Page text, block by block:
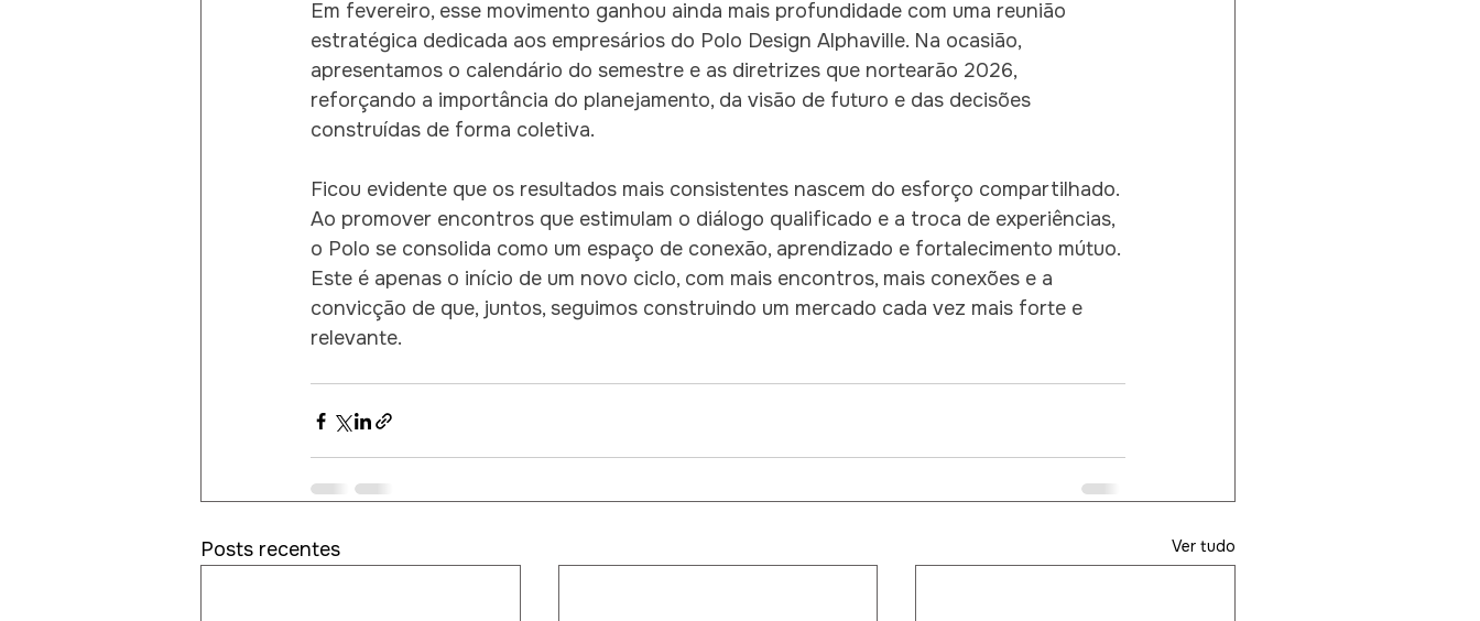
Em fevereiro, esse movimento ganhou ainda mais profundidade com uma reunião
estratégica dedicada aos empresários do Polo Design Alphaville. Na ocasião,
apresentamos o calendário do semestre e as diretrizes que nortearão 2026,
reforçando a importância do planejamento, da visão de futuro e das decisões
construídas de forma coletiva.
Ficou evidente que os resultados mais consistentes nascem do esforço compartilhado.
Ao promover encontros que estimulam o diálogo qualificado e a troca de experiências,
o Polo se consolida como um espaço de conexão, aprendizado e fortalecimento mútuo.
Este é apenas o início de um novo ciclo, com mais encontros, mais conexões e a
convicção de que, juntos, seguimos construindo um mercado cada vez mais forte e
relevante.
Posts recentes Ver tudo